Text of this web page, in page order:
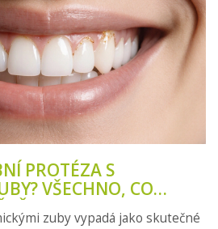
PROTÉZA S
VŠECHNO, CO
zuby vypadá jako skutečné